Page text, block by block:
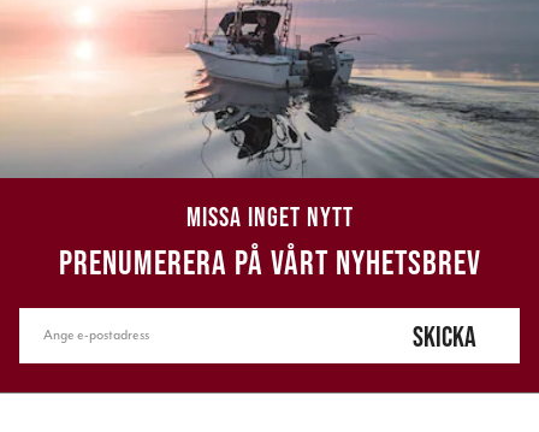
MISSA INGET NYTT
PRENUMERERA PÅ VÅRT NYHETSBREV
SKICKA